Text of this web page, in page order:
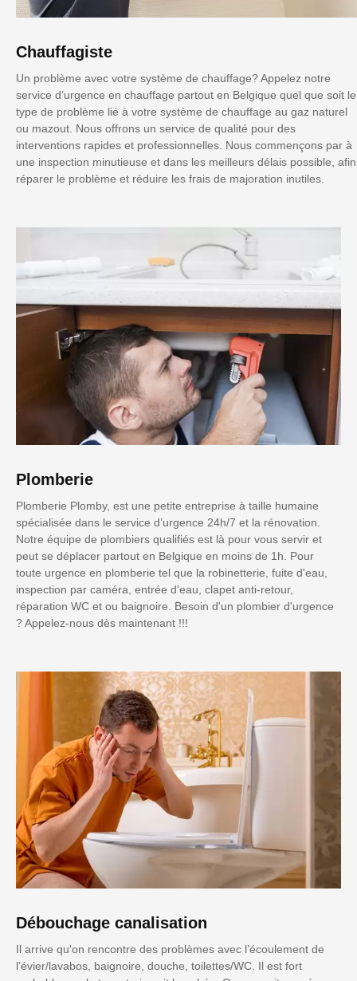
Chauffagiste
Un problème avec votre système de chauffage? Appelez notre
service d’urgence en chauffage partout en Belgique quel que soit le
type de problème lié à votre système de chauffage au gaz naturel
ou mazout. Nous offrons un service de qualité pour des
interventions rapides et professionnelles. Nous commençons par à
une inspection minutieuse et dans les meilleurs délais possible, afin
réparer le problème et réduire les frais de majoration inutiles.
Plomberie
Plomberie Plomby, est une petite entreprise à taille humaine
spécialisée dans le service d’urgence 24h/7 et la rénovation.
Notre équipe de plombiers qualifiés est là pour vous servir et
peut se déplacer partout en Belgique en moins de 1h. Pour
toute urgence en plomberie tel que la robinetterie, fuite d'eau,
inspection par caméra, entrée d'eau, clapet anti-retour,
réparation WC et ou baignoire. Besoin d'un plombier d'urgence
? Appelez-nous dès maintenant !!!
Débouchage canalisation
Il arrive qu'on rencontre des problèmes avec l’écoulement de
l’évier/lavabos, baignoire, douche, toilettes/WC. Il est fort